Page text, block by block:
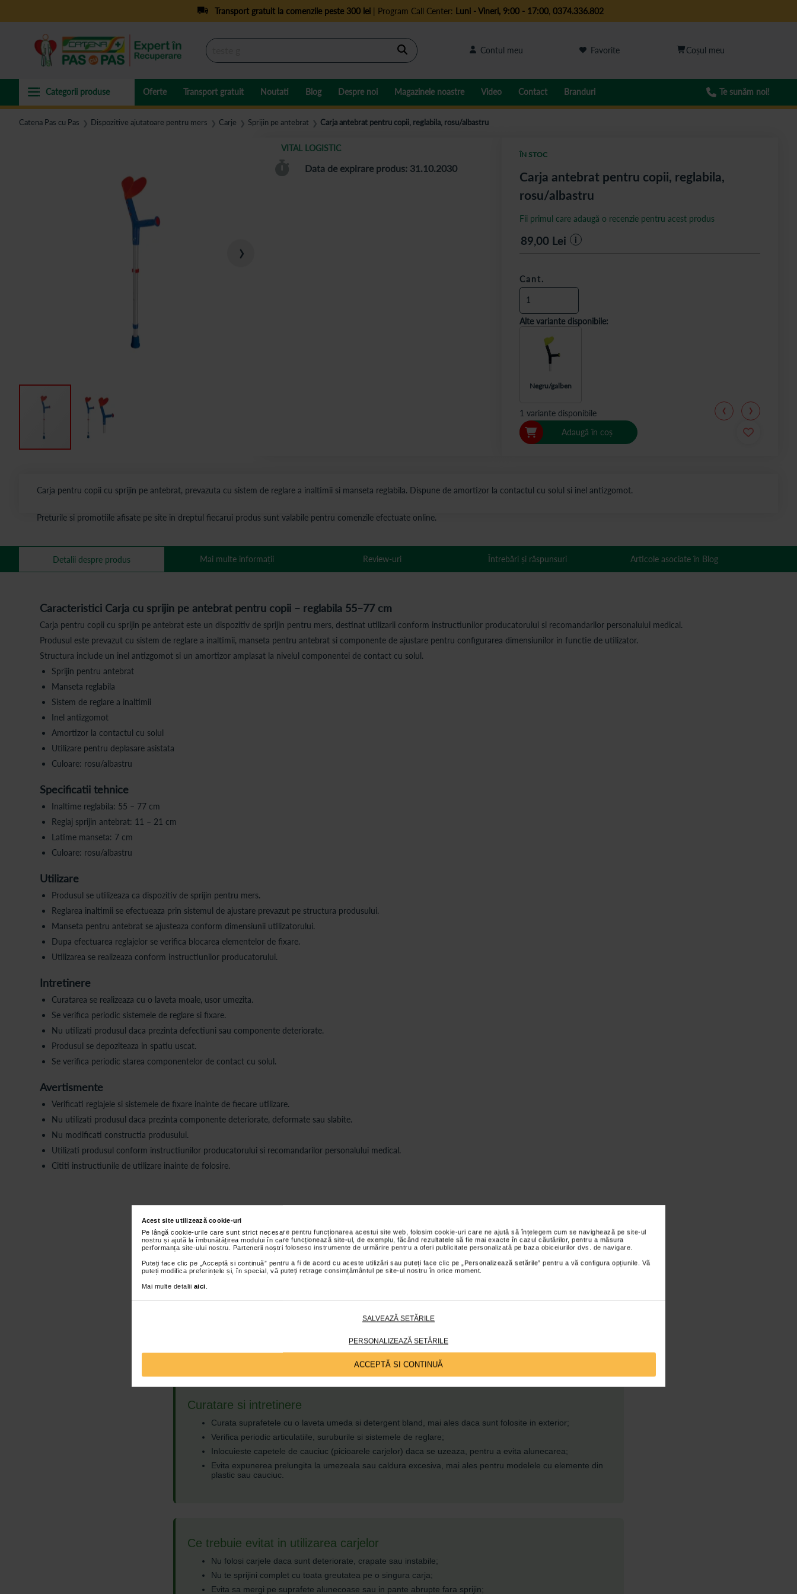
Acest site utilizează cookie-uri
Pe lângă cookie-urile care sunt strict necesare pentru funcționarea acestui site web, folosim cookie-uri care ne ajută să înțelegem cum se navighează pe site-ul
nostru și ajută la îmbunătățirea modului în care funcționează site-ul, de exemplu, făcând rezultatele să fie mai exacte în cazul căutărilor, pentru a măsura
performanța site-ului nostru. Partenerii noștri folosesc instrumente de urmărire pentru a oferi publicitate personalizată pe baza obiceiurilor dvs. de navigare.
Puteți face clic pe „Acceptă si continuă” pentru a fi de acord cu aceste utilizări sau puteți face clic pe „Personalizează setările” pentru a vă configura opțiunile. Vă
puteți modifica preferințele și, în special, vă puteți retrage consimțământul pe site-ul nostru în orice moment.
Mai multe detalii aici
SALVEAZĂ SETĂRILE
PERSONALIZEAZĂ SETĂRILE
ACCEPTĂ SI CONTINUĂ
Transport gratuit la comenzile peste 300 lei| Program Call Center: Luni - Vineri, 9:00 - 17:00, 0374.336.802
Cautare Contul meu Favorite
Oferte Transport gratuit Noutati Blog Despre noi Magazinele noastre Video Contact Branduri Te sunăm noi!
Catena Pas cu Pas ❯ Dispozitive ajutatoare pentru mers ❯ Carje ❯ Sprijin pe antebrat ❯ Carja antebrat pentru copii, reglabila, rosu/albastru
VITAL LOGISTIC
Data de expirare produs: 31.10.2030
Carja pentru copii cu sprijin pe antebrat, prevazuta cu sistem de reglare a inaltimii si manseta reglabila. Dispune de amortizor la contactul cu solul si inel antizgomot.
Carja antebrat pentru copii, reglabila,
rosu/albastru
ÎN STOC
Fii primul care adaugă o recenzie pentru acest produs
89,00Lei i
Cant.
Alte variante disponibile:
Negru/galben
1 variante disponibile
Adaugă în coș
Preturile si promotiile afisate pe site in dreptul fiecarui produs sunt valabile pentru comenzile efectuate online.
Detalii despre produs
Caracteristici Carja cu sprijin pe antebrat pentru copii – reglabila 55–77 cm
Carja pentru copii cu sprijin pe antebrat este un dispozitiv de sprijin pentru mers, destinat utilizarii conform instructiunilor producatorului si recomandarilor personalului medical.
Produsul este prevazut cu sistem de reglare a inaltimii, manseta pentru antebrat si componente de ajustare pentru configurarea dimensiunilor in functie de utilizator.
Structura include un inel antizgomot si un amortizor amplasat la nivelul componentei de contact cu solul.
Sprijin pentru antebrat
Manseta reglabila
Sistem de reglare a inaltimii
Inel antizgomot
Amortizor la contactul cu solul
Utilizare pentru deplasare asistata
Culoare: rosu/albastru
Specificatii tehnice
Inaltime reglabila: 55 – 77 cm
Reglaj sprijin antebrat: 11 – 21 cm
Latime manseta: 7 cm
Culoare: rosu/albastru
Utilizare
Produsul se utilizeaza ca dispozitiv de sprijin pentru mers.
Reglarea inaltimii se efectueaza prin sistemul de ajustare prevazut pe structura produsului.
Manseta pentru antebrat se ajusteaza conform dimensiunii utilizatorului.
Dupa efectuarea reglajelor se verifica blocarea elementelor de fixare.
Utilizarea se realizeaza conform instructiunilor producatorului.
Intretinere
Curatarea se realizeaza cu o laveta moale, usor umezita.
Se verifica periodic sistemele de reglare si fixare.
Nu utilizati produsul daca prezinta defectiuni sau componente deteriorate.
Produsul se depoziteaza in spatiu uscat.
Se verifica periodic starea componentelor de contact cu solul.
Avertismente
Verificati reglajele si sistemele de fixare inainte de fiecare utilizare.
Nu utilizati produsul daca prezinta componente deteriorate, deformate sau slabite.
Nu modificati constructia produsului.
Utilizati produsul conform instructiunilor producatorului si recomandarilor personalului medical.
Cititi instructiunile de utilizare inainte de folosire.
Cum se folosesc corect carjele?
Pentru o utilizare sigura si eficienta, este important sa ajustezi carjele in functie de inaltimea ta si sa respecti recomandarile
medicului sau kinetoterapeutului. Carjele trebuie sa iti permita sa stai drept, cu umerii relaxati, iar coatele usor flexate.
Sprijinul se face pe maini, nu pe subsuori (in cazul carjelor subaxilare), pentru a evita compresia nervilor. In mers, urmeaza
regula generala:
Astfel, carjele preiau o parte din greutate si reduc presiunea asupra zonei ranite sau operate.
Curatare si intretinere
Curata suprafetele cu o laveta umeda si detergent bland, mai ales daca sunt folosite in exterior;
Verifica periodic articulatiile, suruburile si sistemele de reglare;
Inlocuieste capetele de cauciuc (picioarele carjelor) daca se uzeaza, pentru a evita alunecarea;
Evita expunerea prelungita la umezeala sau caldura excesiva, mai ales pentru modelele cu elemente din
plastic sau cauciuc.
Ce trebuie evitat in utilizarea carjelor
Nu folosi carjele daca sunt deteriorate, crapate sau instabile;
Nu te sprijini complet cu toata greutatea pe o singura carja;
Evita sa mergi pe suprafete alunecoase sau in pante abrupte fara sprijin;
Mai multe informații Review-uri Întrebări și răspunsuri Articole asociate în Blog